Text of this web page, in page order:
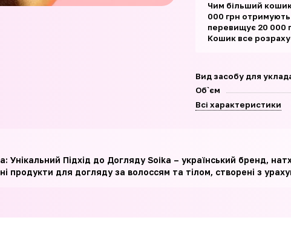
Чим більший
000 грн
перевищує 20 000
Кошик все
Вид засобу для
Об`єм
Всі характеристики
Унікальний Підхід до Догляду Soika – український бренд,
продукти для догляду за волоссям та тілом, створені з